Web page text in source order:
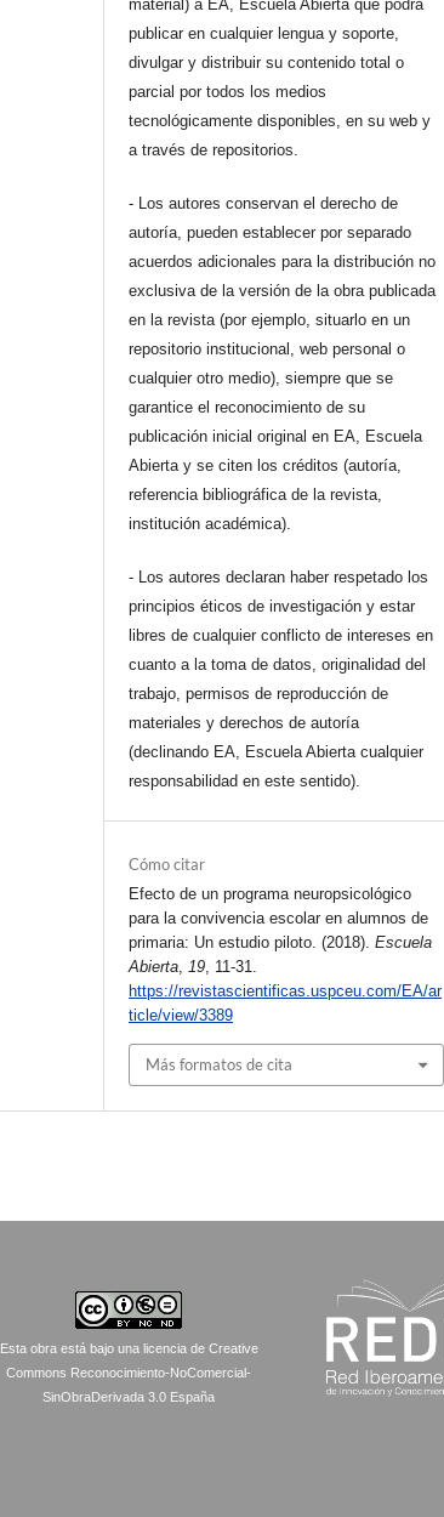
material) a EA, Escuela Abierta que podrá
publicar en cualquier lengua y soporte,
divulgar y distribuir su contenido total o
parcial por todos los medios
tecnológicamente disponibles, en su web y
a través de repositorios.
- Los autores conservan el derecho de
autoría, pueden establecer por separado
acuerdos adicionales para la distribución no
exclusiva de la versión de la obra publicada
en la revista (por ejemplo, situarlo en un
repositorio institucional, web personal o
cualquier otro medio), siempre que se
garantice el reconocimiento de su
publicación inicial original en EA, Escuela
Abierta y se citen los créditos (autoría,
referencia bibliográfica de la revista,
institución académica).
- Los autores declaran haber respetado los
principios éticos de investigación y estar
libres de cualquier conflicto de intereses en
cuanto a la toma de datos, originalidad del
trabajo, permisos de reproducción de
materiales y derechos de autoría
(declinando EA, Escuela Abierta cualquier
responsabilidad en este sentido).
Cómo citar
Efecto de un programa neuropsicológico
para la convivencia escolar en alumnos de
primaria: Un estudio piloto. (2018).Escuela
Abierta,19, 11-31.
https://revistascientificas.uspceu.com/EA/ar
ticle/view/3389
Más formatos de cita
Esta obra está bajo una licencia de Creative
Commons Reconocimiento-NoComercial-
SinObraDerivada 3.0 España